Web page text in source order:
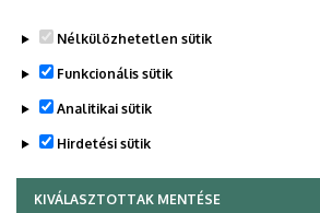
Nélkülözhetetlen sütik
Funkcionális sütik
Analitikai sütik
Hirdetési sütik
KIVÁLASZTOTTAK MENTÉSE
WITHDRAW CONSENT